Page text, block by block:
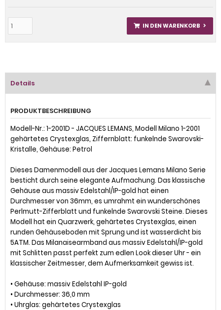
IN DEN WARENKORB
Details
PRODUKTBESCHREIBUNG
Modell-Nr.: 1-2001D - JACQUES LEMANS, Modell Milano 1-2001
gehärtetes Crystexglas, Ziffernblatt: funkelnde Swarovski-
Kristalle, Gehäuse: Petrol
Dieses Damenmodell aus der Jacques Lemans Milano Serie
besticht durch seine elegante Aufmachung. Das klassische
Gehäuse aus massiv Edelstahl/IP-gold hat einen
Durchmesser von 36mm, es umrahmt ein wunderschönes
Perlmutt-Zifferblatt und funkelnde Swarovski Steine. Dieses
Modell hat ein Quarzwerk, gehärtetes Crystexglas, einen
runden Gehäuseboden mit Sprung und ist wasserdicht bis
5ATM. Das Milanaisearmband aus massiv Edelstahl/IP-gold
mit Schlitten passt perfekt zum edlen Look dieser Uhr - ein
klassischer Zeitmesser, dem Aufmerksamkeit gewiss ist.
• Gehäuse: massiv Edelstahl IP-gold
• Durchmesser: 36,0 mm
• Uhrglas: gehärtetes Crystexglas